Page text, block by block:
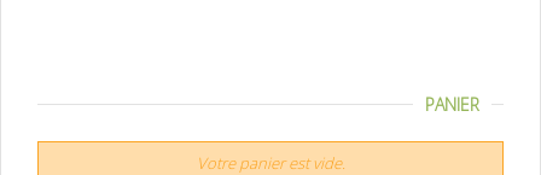
PANIER
Votre panier est vide.